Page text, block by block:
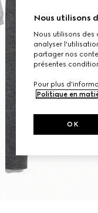
Nous utilisons
Nous utilisons
analyser
partager nos
présentes
Pour plus
Politique en
OK